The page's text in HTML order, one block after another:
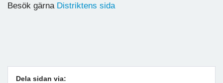
Besök gärna Distriktens sida
Dela sidan via: